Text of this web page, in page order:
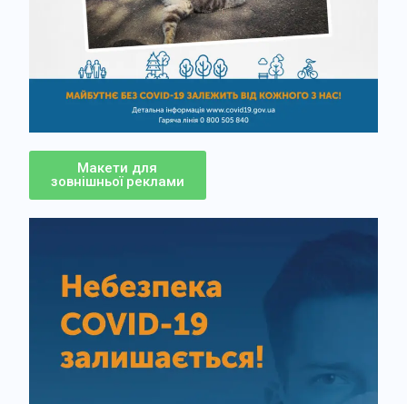
Макети для
зовнішньої реклами